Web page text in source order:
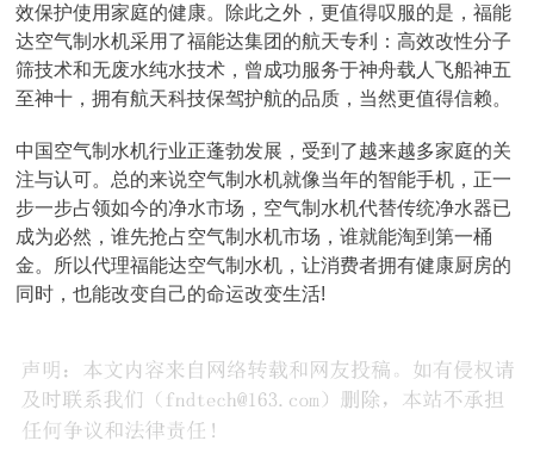
效保护使用家庭的健康。除此之外，更值得叹服的是，福能
达空气制水机采用了福能达集团的航天专利：高效改性分子
筛技术和无废水纯水技术，曾成功服务于神舟载人飞船神五
至神十，拥有航天科技保驾护航的品质，当然更值得信赖。
中国空气制水机行业正蓬勃发展，受到了越来越多家庭的关
注与认可。总的来说空气制水机就像当年的智能手机，正一
步一步占领如今的净水市场，空气制水机代替传统净水器已
成为必然，谁先抢占空气制水机市场，谁就能淘到第一桶
金。所以代理福能达空气制水机，让消费者拥有健康厨房的
同时，也能改变自己的命运改变生活!